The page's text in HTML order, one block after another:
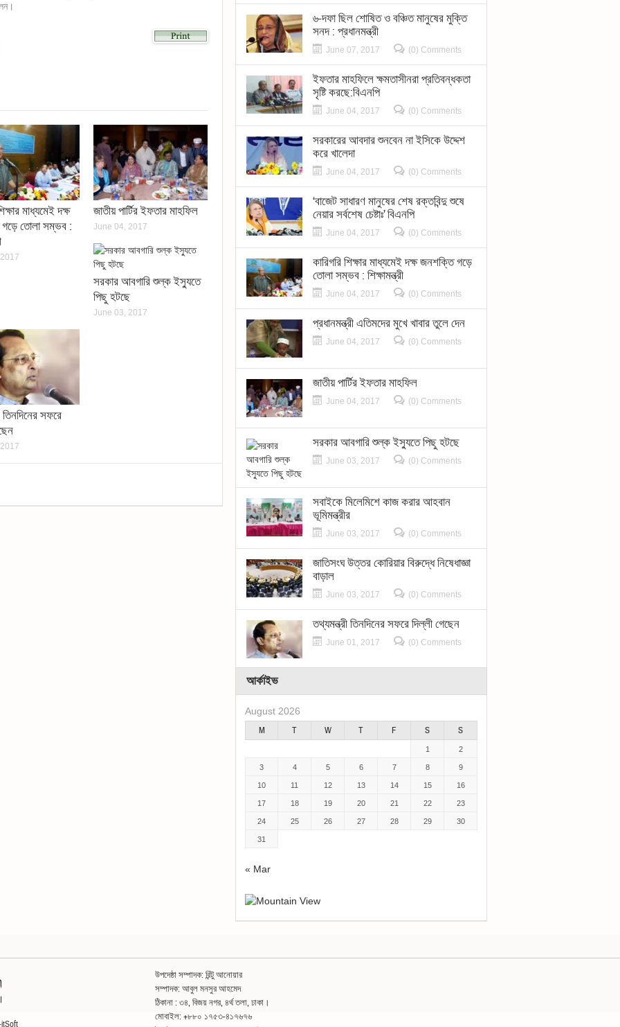
মাধ্যমেই দক্ষ
তোলা সম্ভব :
জাতীয় পার্টির ইফতার মাহফিল
June 04, 2017
সরকার আবগারি শুল্ক ইস্যুতে
পিছু হটছে
June 03, 2017
তিনদিনের সফরে
৬-দফা ছিল শোষিত ও বঞ্চিত মানুষের মুক্তি
সনদ : প্রধানমন্ত্রী
June 07, 2017 (0) Comments
ইফতার মাহফিলে ক্ষমতাসীনরা প্রতিবন্ধকতা
সৃষ্টি করছে:বিএনপি
June 04, 2017 (0) Comments
সরকারের আবদার শুনবেন না ইসিকে উদ্দেশ
করে খালেদা
June 04, 2017 (0) Comments
‘বাজেট সাধারণ মানুষের শেষ রক্তবিন্দু শুষে
নেয়ার সর্বশেষ চেষ্টাঃ’ বিএনপি
June 04, 2017 (0) Comments
কারিগরি শিক্ষার মাধ্যমেই দক্ষ জনশক্তি গড়ে
তোলা সম্ভব : শিক্ষামন্ত্রী
June 04, 2017 (0) Comments
প্রধানমন্ত্রী এতিমদের মুখে খাবার তুলে দেন
June 04, 2017 (0) Comments
জাতীয় পার্টির ইফতার মাহফিল
June 04, 2017 (0) Comments
সরকার আবগারি শুল্ক ইস্যুতে পিছু হটছে
June 03, 2017 (0) Comments
সবাইকে মিলেমিশে কাজ করার আহবান
ভূমিমন্ত্রীর
June 03, 2017 (0) Comments
জাতিসংঘ উত্তর কোরিয়ার বিরুদ্ধে নিষেধাজ্ঞা
বাড়াল
June 03, 2017 (0) Comments
তথ্যমন্ত্রী তিনদিনের সফরে দিল্লী গেছেন
June 01, 2017 (0) Comments
আর্কাইভ
August 2026
M
T W T F S S
1 2
3 4 5 6 7 8 9
10 11 12 13 14 15 16
17 18 19 20 21 22 23
24 25 26 27 28 29 30
31
« Mar
উপদেষ্ঠা সম্পাদক: রিন্টু আনোয়ার
সম্পাদক: আবুল মনসুর আহমেদ
ঠিকানা : ৩৪, বিজয় নগর, ৪র্থ তলা, ঢাকা।
মোবাইল: +৮৮০ ১৭৫৩-৪১৭৬৭৬